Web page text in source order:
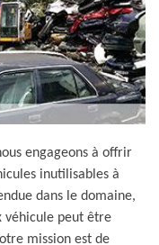
engageons à offrir
inutilisables à
dans le domaine,
véhicule peut être
mission est de